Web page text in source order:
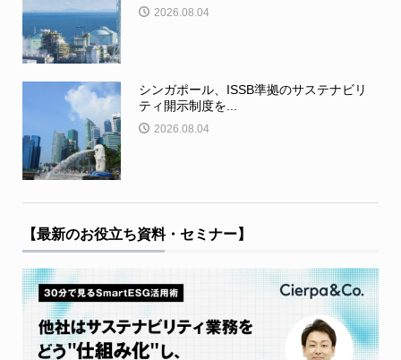
2026.08.04
シンガポール、ISSB準拠のサステナビリ
ティ開示制度を...
2026.08.04
【最新のお役立ち資料・セミナー】